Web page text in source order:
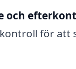
och
för att